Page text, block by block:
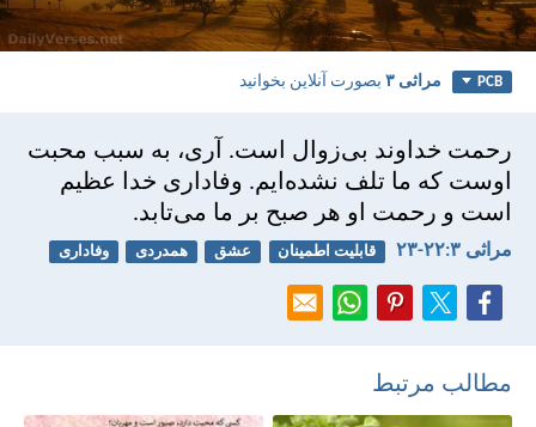
PCB مراثی ۳ بصورت آنلاین بخوانید
رحمت خداوند بی‌زوال است. آری، به سبب محبت
اوست كه ما تلف نشده‌ايم. وفاداری خدا عظيم
است و رحمت او هر صبح بر ما می‌تابد.
مراثی ۳:‏۲۲-‏۲۳ قابلیت اطمینان عشق همدردی وفاداری
مطالب مرتبط